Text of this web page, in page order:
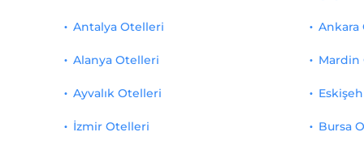
Antalya Otelleri
Alanya Otelleri
Ayvalık Otelleri
İzmir Otelleri
Ankara
Mardin
Bursa